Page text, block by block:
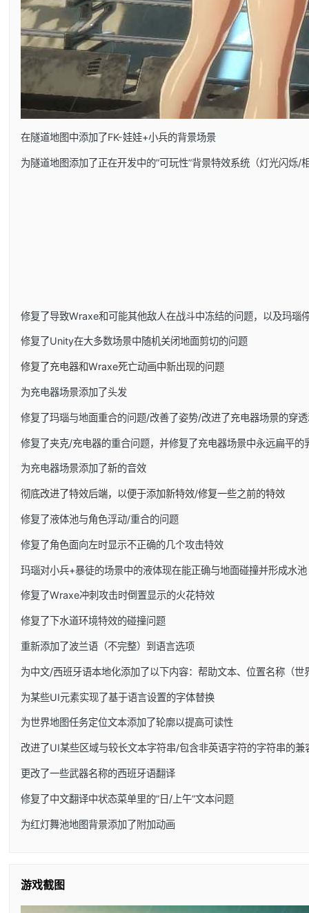
在隧道地图中添加了FK-娃娃+小兵的背景场景
为隧道地图添加了正在开发中的”可玩性”背景特效系统（灯光闪烁/
修复了导致Wraxe和可能其他敌人在战斗中冻结的问题，以及玛瑙
修复了Unity在大多数场景中随机关闭地面剪切的问题
修复了充电器和Wraxe死亡动画中新出现的问题
为充电器场景添加了头发
修复了玛瑙与地面重合的问题/改善了姿势/改进了充电器场景的穿
修复了夹克/充电器的重合问题，并修复了充电器场景中永远扁平的
为充电器场景添加了新的音效
彻底改进了特效后端，以便于添加新特效/修复一些之前的特效
修复了液体池与角色浮动/重合的问题
修复了角色面向左时显示不正确的几个攻击特效
玛瑙对小兵+暴徒的场景中的液体现在能正确与地面碰撞并形成水池
修复了Wraxe冲刺攻击时倒置显示的火花特效
修复了下水道环境特效的碰撞问题
重新添加了波兰语（不完整）到语言选项
为中文/西班牙语本地化添加了以下内容：帮助文本、位置名称（
为某些UI元素实现了基于语言设置的字体替换
为世界地图任务定位文本添加了轮廓以提高可读性
改进了UI某些区域与较长文本字符串/包含非英语字符的字符串的兼
更改了一些武器名称的西班牙语翻译
修复了中文翻译中状态菜单里的”日/上午”文本问题
为红灯舞池地图背景添加了附加动画
游戏截图